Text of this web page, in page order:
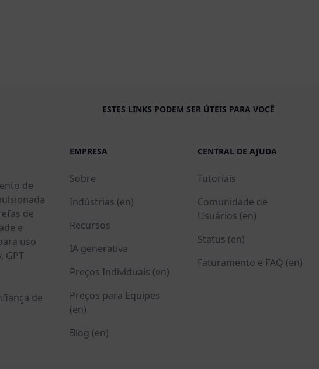
ESTES LINKS PODEM SER ÚTEIS PARA VOCÊ
de
de
e
uso
GPT
de
EMPRESA
Sobre
Indústrias (en)
Recursos
IA generativa
Preços Individuais (en)
Preços para Equipes
(en)
Blog (en)
CENTRAL DE AJUDA
Tutoriais
Comunidade de
Usuários (en)
Status (en)
Faturamento e FAQ (en)